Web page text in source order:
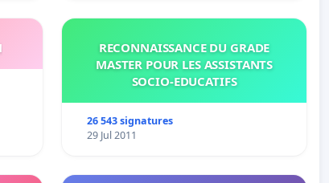
RECONNAISSANCE DU GRADE
MASTER POUR LES ASSISTANTS
SOCIO-EDUCATIFS
26 543 signatures
29 Jul 2011